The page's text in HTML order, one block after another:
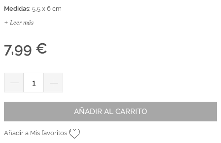
Somos Kimidori
Medidas: 5,5 x 6 cm
+ Leer más
7,99 €
AÑADIR AL CARRITO
Añadir a Mis favoritos